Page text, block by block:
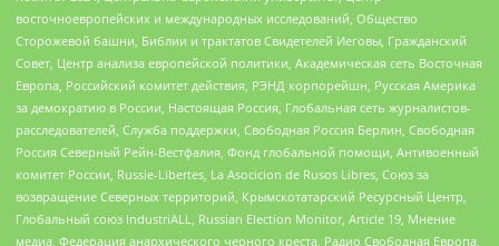
восточноевропейских и международных исследований, Общество
Сторожевой башни, Библии и трактатов Свидетелей Иеговы, Гражданский
Совет, Центр анализа европейской политики, Академическая сеть Восточная
Европа, Российский комитет действия, РЭНД корпорейшн, Русская Америка
за демократию в России, Настоящая Россия, Глобальная сеть журналистов-
расследователей, Служба поддержки, Свободная Россия Берлин, Свободная
Россия Северный Рейн-Вестфалия, Фонд глобальной помощи, Антивоенный
комитет России, Russie-Libertes, La Asocicion de Rusos Libres, Союз за
возвращение Северных территорий, Крымскотатарский Ресурсный Центр,
Глобальный союз IndustriALL, Russian Election Monitor, Article 19, Мнение
медиа, Федерация анархического черного креста, Радио Свободная Европа,